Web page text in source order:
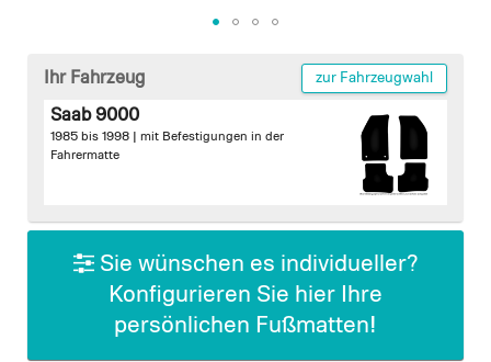
beginning
gallery
Ihr Fahrzeug zur Fahrzeugwahl
Saab 9000
1985 bis 1998 | mit Befestigungen in der
Fahrermatte
Sie wünschen es individueller?
Konfigurieren Sie hier Ihre
persönlichen Fußmatten!